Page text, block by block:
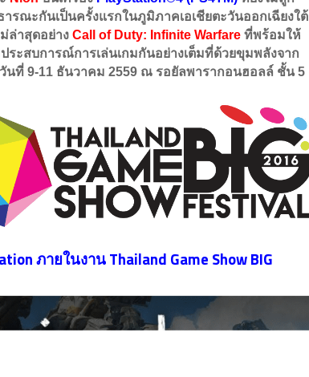
รณะกันเป็นครั้งแรกในภูมิภาคเอเชียตะวันออกเฉียงใต้
ล่าสุดอย่าง Call of Duty: Infinite Warfare ที่พร้อมให้
ระสบการณ์การเล่นเกมกันอย่างเต็มที่ด้วยขุมพลังจาก
วันที่ 9-11 ธันวาคม 2559 ณ รอยัลพารากอนฮอลล์ ชั้น5
ภายในงาน Thailand Game Show BIG